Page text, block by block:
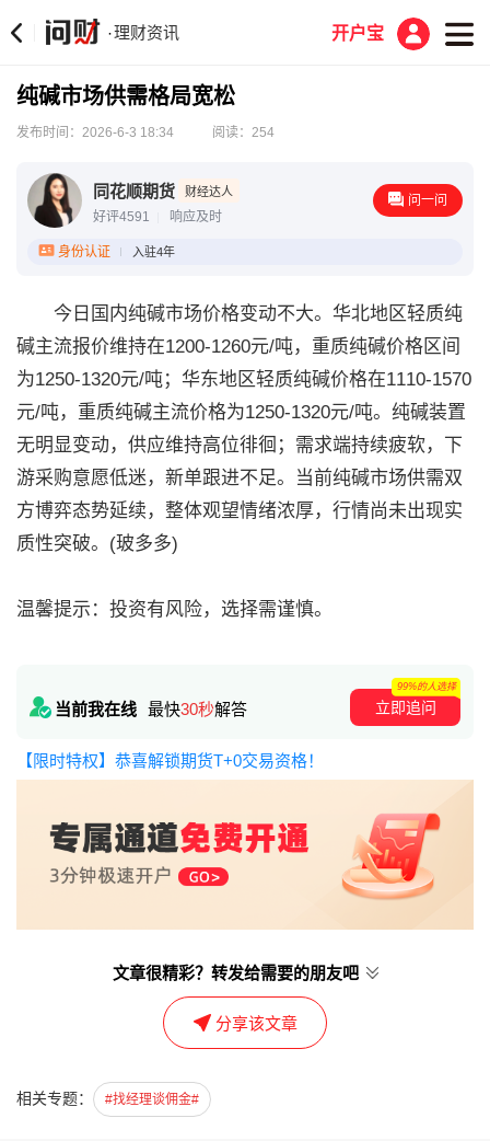
·理财资讯 开户宝
纯碱市场供需格局宽松
发布时间：2026-6-3 18:34 阅读：254
同花顺期货 财经达人
好评4591 响应及时
问一问
身份认证 入驻4年
今日国内纯碱市场价格变动不大。华北地区轻质纯
碱主流报价维持在1200-1260元/吨，重质纯碱价格区间
为1250-1320元/吨；华东地区轻质纯碱价格在1110-1570
元/吨，重质纯碱主流价格为1250-1320元/吨。纯碱装置
无明显变动，供应维持高位徘徊；需求端持续疲软，下
游采购意愿低迷，新单跟进不足。当前纯碱市场供需双
方博弈态势延续，整体观望情绪浓厚，行情尚未出现实
质性突破。(玻多多)
温馨提示：投资有风险，选择需谨慎。
当前我在线 最快30秒解答 立即追问
99%的人选择
【限时特权】恭喜解锁期货T+0交易资格！
文章很精彩？转发给需要的朋友吧
分享该文章
相关专题： #找经理谈佣金#